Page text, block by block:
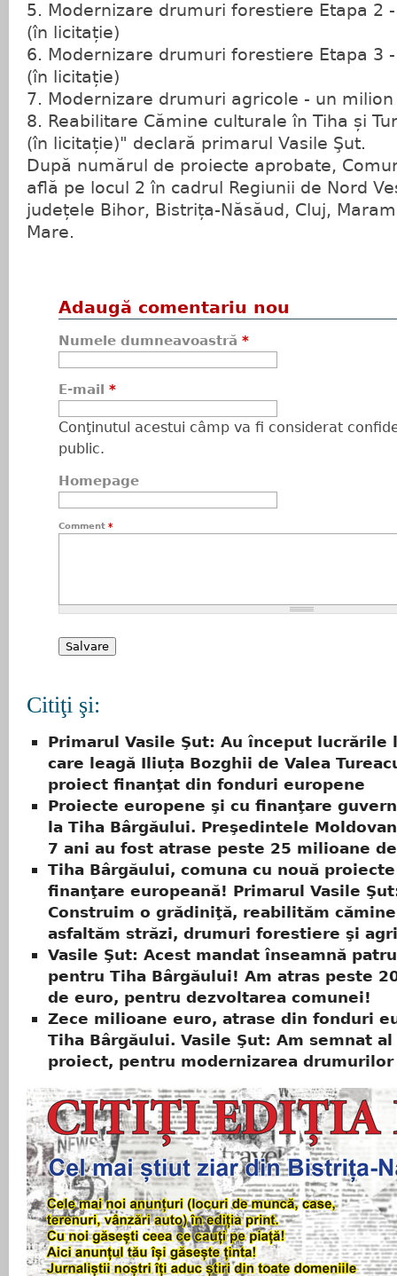
5. Modernizare drumuri forestiere Etapa 2
(în licitație)
6. Modernizare drumuri forestiere Etapa 3
(în licitație)
7. Modernizare drumuri agricole - un
8. Reabilitare Cămine culturale în Tiha și
(în licitație)" declară primarul Vasile Şut.
După numărul de proiecte aprobate,
află pe locul 2 în cadrul Regiunii de Nord
județele Bihor, Bistrița-Năsăud, Cluj,
Mare.
Adaugă comentariu nou
Numele dumneavoastră *
E-mail *
Conţinutul acestui câmp va fi considerat
public.
Homepage
Comment *
Citiţi şi:
Primarul Vasile Şut: Au început lucrările
care leagă Iliuța Bozghii de Valea
proiect finanţat din fonduri europene
Proiecte europene şi cu finanţare
la Tiha Bârgăului. Preşedintele
7 ani au fost atrase peste 25 milioane
Tiha Bârgăului, comuna cu nouă
finanţare europeană! Primarul Vasile
Construim o grădiniţă, reabilităm
asfaltăm străzi, drumuri forestiere şi
Vasile Şut: Acest mandat înseamnă
pentru Tiha Bârgăului! Am atras peste
de euro, pentru dezvoltarea comunei!
Zece milioane euro, atrase din fonduri
Tiha Bârgăului. Vasile Şut: Am semnat
proiect, pentru modernizarea